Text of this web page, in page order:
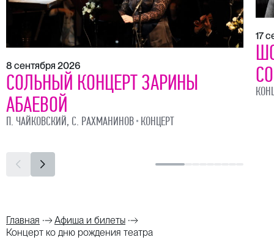
8 сентября 2026
СОЛЬНЫЙ КОНЦЕРТ ЗАРИНЫ
АБАЕВОЙ
П. ЧАЙКОВСКИЙ, С. РАХМАНИНОВ КОНЦЕРТ
17
Главная
Афиша и билеты
Концерт ко дню рождения театра